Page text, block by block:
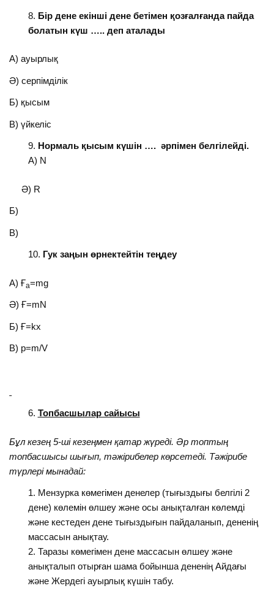
Бір дене екінші дене бетімен қозғалғанда пайда
болатын күш ….. деп аталады
А) ауырлық
Ә) серпімділік
Б) қысым
В) үйкеліс
Нормаль қысым күшін …. әрпімен белгілейді.
А) N
Ә) R
Б)
В)
Гук заңын өрнектейтін теңдеу
А) Ға=mg
Ә) Ғ=mN
Б) Ғ=kх
В) р=m/V
Топбасшылар сайысы
Бұл кезең 5-ші кезеңмен қатар жүреді. Әр топтың
топбасшысы шығып, тәжірибелер көрсетеді. Тәжірибе
түрлері мынадай:
Мензурка көмегімен денелер (тығыздығы белгілі 2
дене) көлемін өлшеу және осы анықталған көлемді
және кестеден дене тығыздығын пайдаланып, дененің
массасын анықтау.
Таразы көмегімен дене массасын өлшеу және
анықталып отырған шама бойынша дененің Айдағы
және Жердегі ауырлық күшін табу.